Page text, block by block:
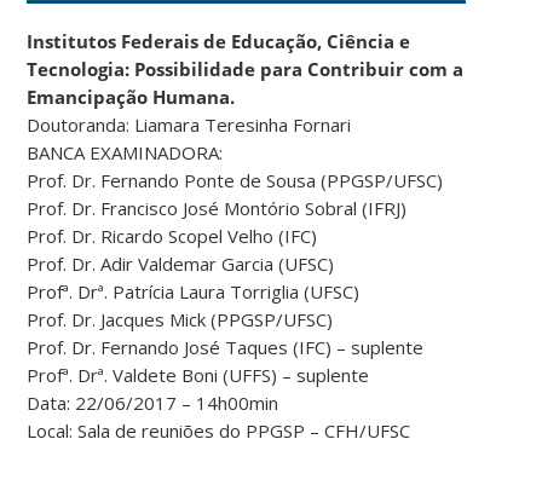
Institutos Federais de Educação, Ciência e
Tecnologia: Possibilidade para Contribuir com a
Emancipação Humana.
Doutoranda: Liamara Teresinha Fornari
BANCA EXAMINADORA:
Prof. Dr. Fernando Ponte de Sousa (PPGSP/UFSC)
Prof. Dr. Francisco José Montório Sobral (IFRJ)
Prof. Dr. Ricardo Scopel Velho (IFC)
Prof. Dr. Adir Valdemar Garcia (UFSC)
Profª. Drª. Patrícia Laura Torriglia (UFSC)
Prof. Dr. Jacques Mick (PPGSP/UFSC)
Prof. Dr. Fernando José Taques (IFC) – suplente
Profª. Drª. Valdete Boni (UFFS) – suplente
Data: 22/06/2017 – 14h00min
Local: Sala de reuniões do PPGSP – CFH/UFSC